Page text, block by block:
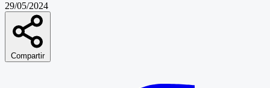
29/05/2024
Compartir